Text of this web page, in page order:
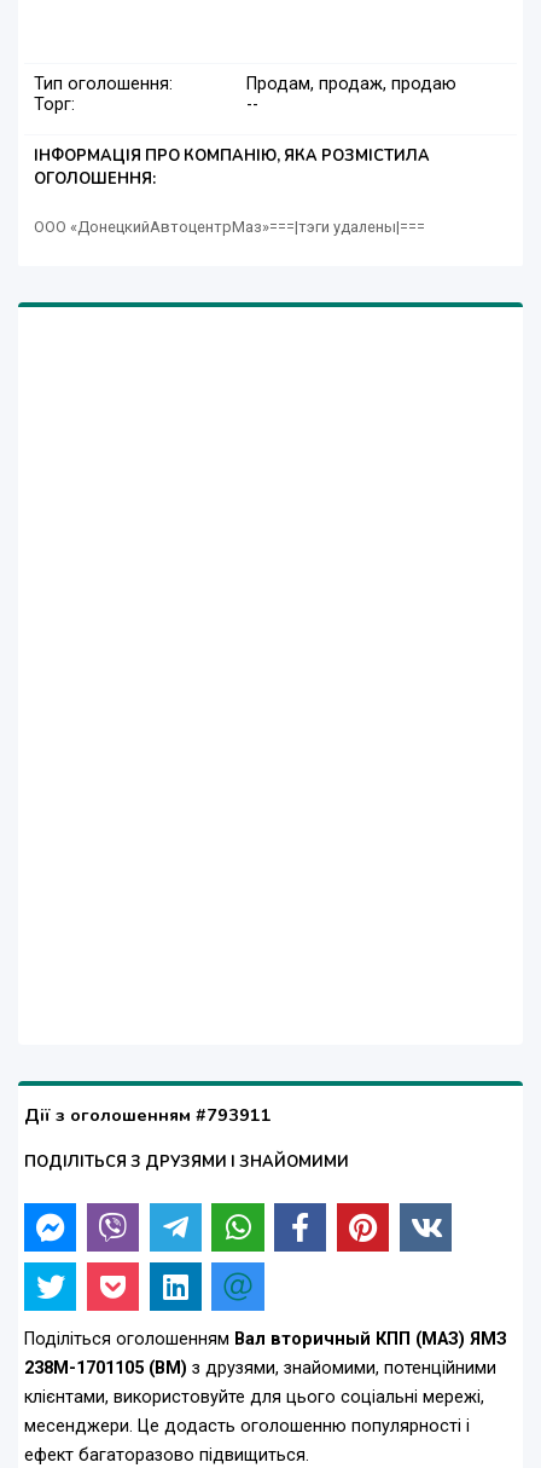
Тип оголошення:
Продам, продаж, продаю
Торг:
--
ІНФОРМАЦІЯ ПРО КОМПАНІЮ, ЯКА РОЗМІСТИЛА
ОГОЛОШЕННЯ:
ООО «ДонецкийАвтоцентрМаз»===|тэги удалены|===
Дії з оголошенням #793911
ПОДІЛІТЬСЯ З ДРУЗЯМИ І ЗНАЙОМИМИ
Поділіться оголошенням Вал вторичный КПП (МАЗ) ЯМЗ
238М-1701105 (ВМ) з друзями, знайомими, потенційними
клієнтами, використовуйте для цього соціальні мережі,
месенджери. Це додасть оголошенню популярності і
ефект багаторазово підвищиться.